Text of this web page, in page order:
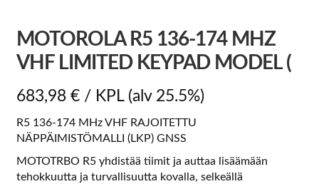
MOTOROLA R5 136-174 MHZ
VHF LIMITED KEYPAD MODEL (
683,98 €/ KPL (alv 25.5%)
R5 136-174 MHz VHF RAJOITETTU
NÄPPÄIMISTÖMALLI (LKP) GNSS
MOTOTRBO R5 yhdistää tiimit ja auttaa lisäämään
tehokkuutta ja turvallisuutta kovalla, selkeällä